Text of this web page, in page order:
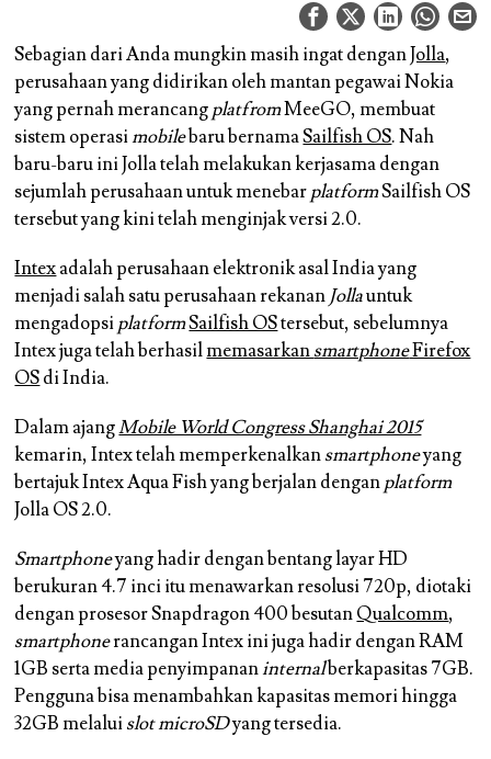
Sebagian dari Anda mungkin masih ingat denganJolla,
perusahaan yang didirikan oleh mantan pegawai Nokia
yang pernah merancangplatfromMeeGO, membuat
sistem operasimobilebaru bernamaSailfish OS. Nah
baru-baru ini Jolla telah melakukan kerjasama dengan
sejumlah perusahaan untuk menebarplatformSailfish OS
tersebut yang kini telah menginjak versi 2.0.
Intexadalah perusahaan elektronik asal India yang
menjadi salah satu perusahaan rekanan Jollauntuk
mengadopsiplatformSailfish OStersebut, sebelumnya
Intex juga telah berhasilmemasarkansmartphoneFirefox
OSdi India.
Dalam ajangMobile World Congress Shanghai 2015
kemarin, Intex telah memperkenalkansmartphoneyang
bertajukIntex Aqua Fishyang berjalan denganplatform
Jolla OS 2.0.
Smartphoneyang hadir dengan bentang layar HD
berukuran 4.7 inci itu menawarkan resolusi 720p, diotaki
dengan prosesor Snapdragon 400 besutanQualcomm,
smartphonerancangan Intex ini juga hadir dengan RAM
1GB serta media penyimpananinternalberkapasitas 7GB.
Pengguna bisa menambahkan kapasitas memori hingga
32GB melaluislot microSDyang tersedia.